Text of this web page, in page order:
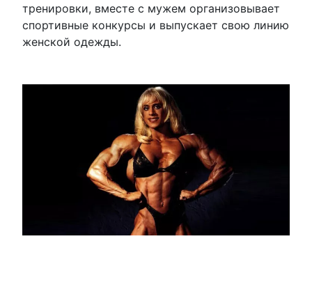
тренировки, вместе с мужем организовывает
спортивные конкурсы и выпускает свою линию
женской одежды.